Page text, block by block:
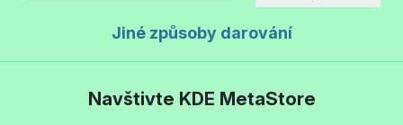
Jiné způsoby darování
Navštivte KDE MetaStore